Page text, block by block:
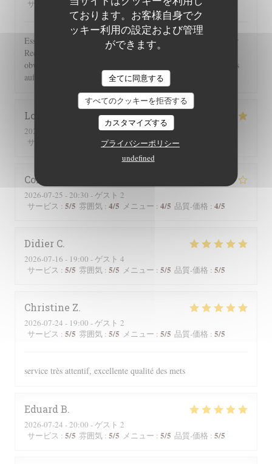
ております。お客様自身でク
ッキー利用の設定および管理
ができます。
全てに同意する
すべてのクッキーを拒否する
カスタマイズする
プライバシーポリシー
undefined
サービス
/5 雰囲気 : 5/5 メニュー:5/5 品質-価格
Essen und Ambiente hervorragend. Leider wurden uns auf der
Rechnung 2 Flaschen Wein und 2 Flaschen Sprudel berechnet,
obwohl wir nur eine hatten. Einer guten Servicekraft muss das
auffallen!!!
Lorraine
2026-07-25
- 13:00 - ゲスト 2
サービス
雰囲気:5/5 メニュー: 5 /5 品質-価格
Corinne
2026-07-25 - 20:30 - ゲスト 2
サービス : 5/5 雰囲気 : 4/5 メニュー : 4/5 品質-価格 : 4/5
Didier C
2026-07-16 - 19:00 - ゲスト 4
サービス : 5/5 雰囲気 : 5/5 メニュー : 5/5 品質-価格 : 5/5
Christine Z
2026-07-24 - 19:00 - ゲスト 2
サービス : 5/5 雰囲気 : 5/5 メニュー : 5/5 品質-価格 : 5/5
service très attentif, excellente qualité des mets
Eduard B
2026-07-24 - 20:00 - ゲスト 2
サービス : 5/5 雰囲気 : 5/5 メニュー : 5/5 品質-価格 : 5/5